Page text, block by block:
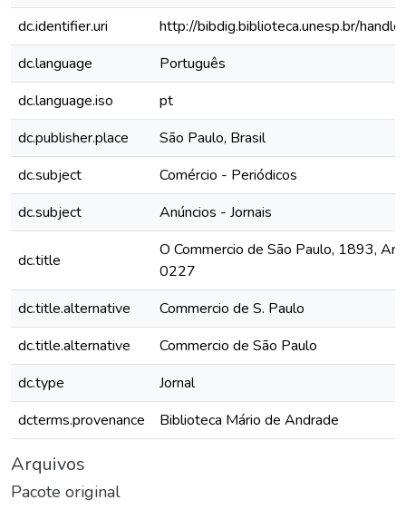
dc.identifier.uri
http://bibdig.biblioteca.unesp.br/
dc.language
Português
dc.language.iso
pt
dc.publisher.place
São Paulo, Brasil
dc.subject
Comércio - Periódicos
dc.subject
Anúncios - Jornais
dc.title
O Commercio de São Paulo, 1893,
0227
dc.title.alternative
Commercio de S. Paulo
dc.title.alternative
Commercio de São Paulo
dc.type
Jornal
dcterms.provenance
Biblioteca Mário de Andrade
Arquivos
Pacote original